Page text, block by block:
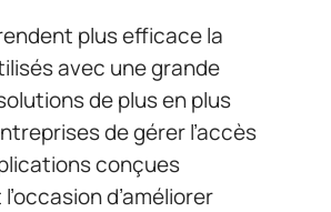
plus efficace la
avec une grande
de plus en plus
de gérer l’accès
conçues
d’améliorer